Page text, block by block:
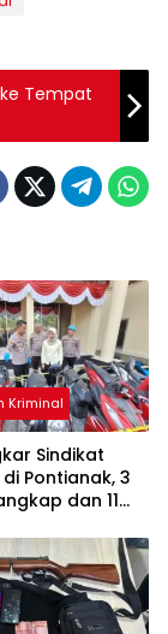
Tempat
Kriminal
Sindikat
Pontianak, 3
dan 11